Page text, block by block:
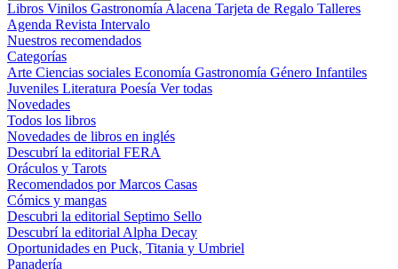
Libros Vinilos Gastronomía Alacena Tarjeta de Regalo Talleres
Agenda Revista Intervalo
Nuestros recomendados
Categorías
Arte Ciencias sociales Economía Gastronomía Género Infantiles
Juveniles Literatura Poesía Ver todas
Novedades
Todos los libros
Novedades de libros en inglés
Descubrí la editorial FERA
Oráculos y Tarots
Recomendados por Marcos Casas
Cómics y mangas
Descubri la editorial Septimo Sello
Descubrí la editorial Alpha Decay
Oportunidades en Puck, Titania y Umbriel
Panadería